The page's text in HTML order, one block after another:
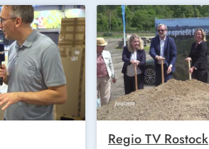
Regio TV Rostock